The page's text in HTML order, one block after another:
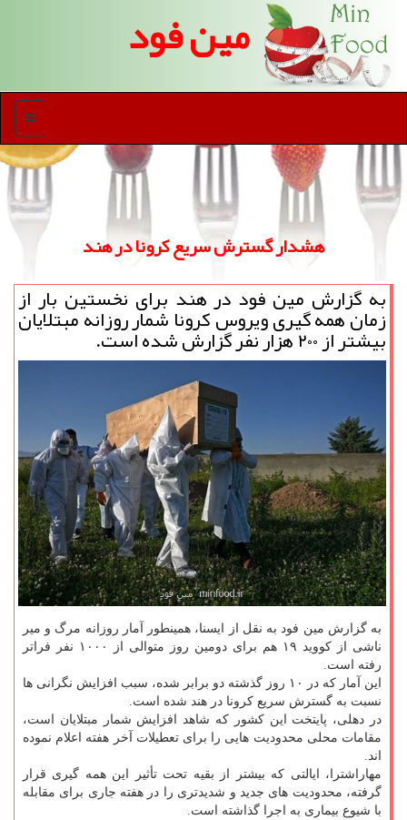
مین فود
منو
هشدار گسترش سریع كرونا در هند
به گزارش مین فود در هند برای نخستین بار از
زمان همه گیری ویروس کرونا شمار روزانه مبتلایان
بیشتر از ۲۰۰ هزار نفر گزارش شده است.
به گزارش مین فود به نقل از ایسنا، همینطور آمار روزانه مرگ و میر
ناشی از کووید ۱۹ هم برای دومین روز متوالی از ۱۰۰۰ نفر فراتر
رفته است.
این آمار که در ۱۰ روز گذشته دو برابر شده، سبب افزایش نگرانی ها
نسبت به گسترش سریع کرونا در هند شده است.
در دهلی، پایتخت این کشور که شاهد افزایش شمار مبتلایان است،
مقامات محلی محدودیت هایی را برای تعطیلات آخر هفته اعلام نموده
اند.
مهاراشترا، ایالتی که بیشتر از بقیه تحت تأثیر این همه گیری قرار
گرفته، محدودیت های جدید و شدیدتری را در هفته جاری برای مقابله
با شیوع بیماری به اجرا گذاشته است.